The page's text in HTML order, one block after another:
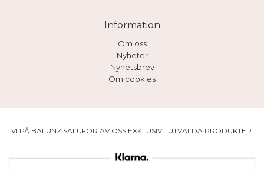
Information
Om oss
Nyheter
Nyhetsbrev
Om cookies
VI PÅ BALUNZ SALUFÖR AV OSS EXKLUSIVT UTVALDA PRODUKTER.